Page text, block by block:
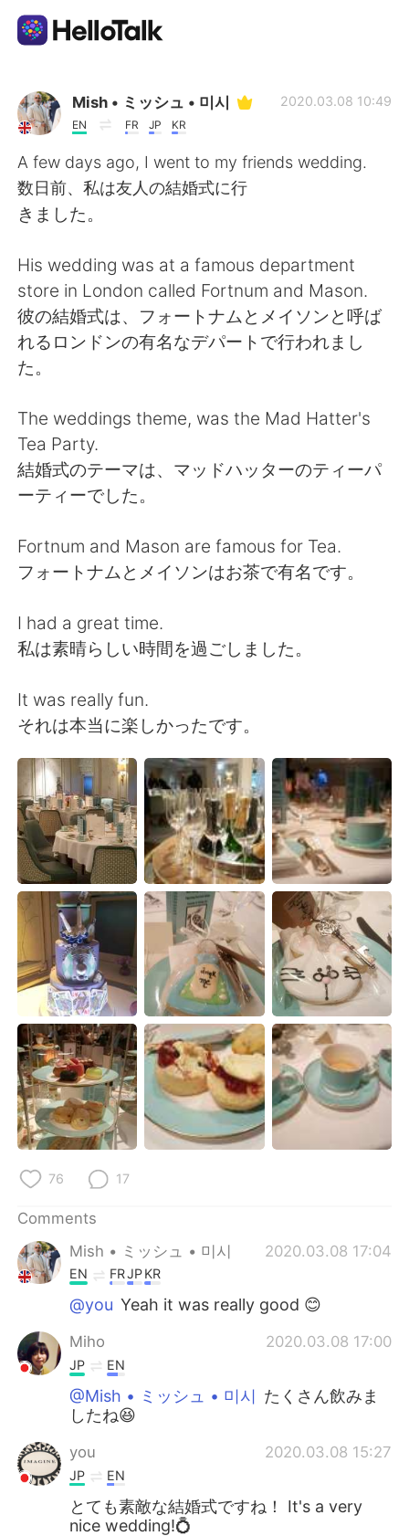
Language Exchange App
AI Grammar Checker
English
简体中文 繁體中文
Español العربية
日本語 한국어
Русский
Indonesia
Türkçe Tiếng Việt
Mish • ミッシュ • 미시
EN FR JP KR
2020.03.08 10:49
A few days ago, I went to my friends wedding.
数日前、私は友人の結婚式に行
きました。
His wedding was at a famous department
store in London called Fortnum and Mason.
彼の結婚式は、フォートナムとメイソンと呼ば
れるロンドンの有名なデパートで行われまし
た。
The weddings theme, was the Mad Hatter's
Tea Party.
結婚式のテーマは、マッドハッターのティーパ
ーティーでした。
Fortnum and Mason are famous for Tea.
フォートナムとメイソンはお茶で有名です。
I had a great time.
私は素晴らしい時間を過ごしました。
It was really fun.
それは本当に楽しかったです。
76 17
Comments
Mish • ミッシュ • 미시
2020.03.08 17:04
EN FRJPKR
@you Yeah it was really good 😊
Miho 2020.03.08 17:00
JP EN
@Mish • ミッシュ • 미시 たくさん飲みま
したね😆
you 2020.03.08 15:27
JP EN
とても素敵な結婚式ですね！ It's a very
nice wedding!💍